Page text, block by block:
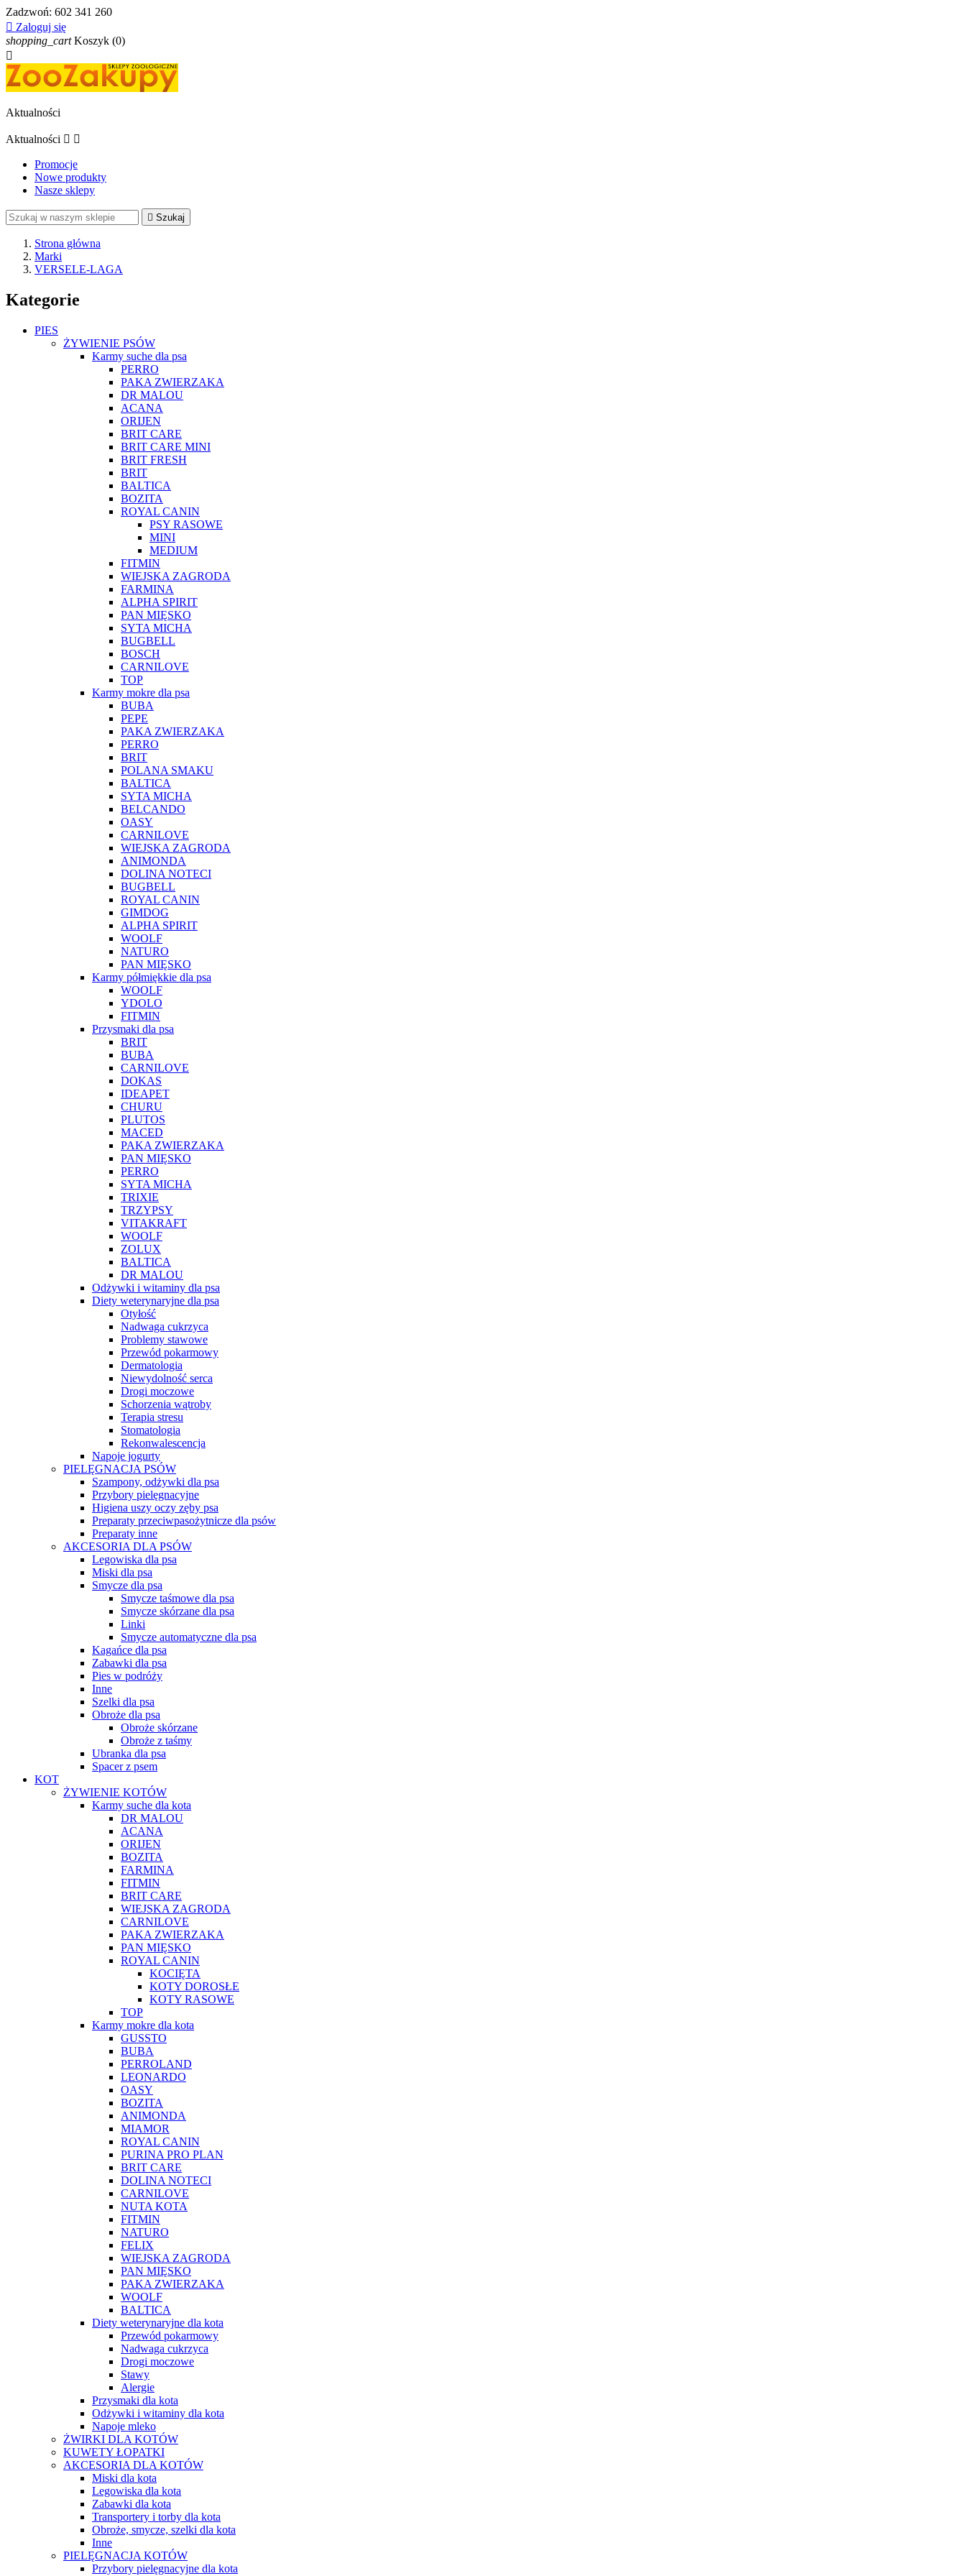
Zadzwoń: 602 341 260
 Zaloguj się
shopping_cart Koszyk (0)

Aktualności
Aktualności  
Promocje
Nowe produkty
Nasze sklepy
 Szukaj
Strona główna
Marki
VERSELE-LAGA
Kategorie
PIES
ŻYWIENIE PSÓW
Karmy suche dla psa
PERRO
PAKA ZWIERZAKA
DR MALOU
ACANA
ORIJEN
BRIT CARE
BRIT CARE MINI
BRIT FRESH
BRIT
BALTICA
BOZITA
ROYAL CANIN
PSY RASOWE
MINI
MEDIUM
FITMIN
WIEJSKA ZAGRODA
FARMINA
ALPHA SPIRIT
PAN MIĘSKO
SYTA MICHA
BUGBELL
BOSCH
CARNILOVE
TOP
Karmy mokre dla psa
BUBA
PEPE
PAKA ZWIERZAKA
PERRO
BRIT
POLANA SMAKU
BALTICA
SYTA MICHA
BELCANDO
OASY
CARNILOVE
WIEJSKA ZAGRODA
ANIMONDA
DOLINA NOTECI
BUGBELL
ROYAL CANIN
GIMDOG
ALPHA SPIRIT
WOOLF
NATURO
PAN MIĘSKO
Karmy półmiękkie dla psa
WOOLF
YDOLO
FITMIN
Przysmaki dla psa
BRIT
BUBA
CARNILOVE
DOKAS
IDEAPET
CHURU
PLUTOS
MACED
PAKA ZWIERZAKA
PAN MIĘSKO
PERRO
SYTA MICHA
TRIXIE
TRZYPSY
VITAKRAFT
WOOLF
ZOLUX
BALTICA
DR MALOU
Odżywki i witaminy dla psa
Diety weterynaryjne dla psa
Otyłość
Nadwaga cukrzyca
Problemy stawowe
Przewód pokarmowy
Dermatologia
Niewydolność serca
Drogi moczowe
Schorzenia wątroby
Terapia stresu
Stomatologia
Rekonwalescencja
Napoje jogurty
PIELĘGNACJA PSÓW
Szampony, odżywki dla psa
Przybory pielęgnacyjne
Higiena uszy oczy zęby psa
Preparaty przeciwpasożytnicze dla psów
Preparaty inne
AKCESORIA DLA PSÓW
Legowiska dla psa
Miski dla psa
Smycze dla psa
Smycze taśmowe dla psa
Smycze skórzane dla psa
Linki
Smycze automatyczne dla psa
Kagańce dla psa
Zabawki dla psa
Pies w podróży
Inne
Szelki dla psa
Obroże dla psa
Obroże skórzane
Obroże z taśmy
Ubranka dla psa
Spacer z psem
KOT
ŻYWIENIE KOTÓW
Karmy suche dla kota
DR MALOU
ACANA
ORIJEN
BOZITA
FARMINA
FITMIN
BRIT CARE
WIEJSKA ZAGRODA
CARNILOVE
PAKA ZWIERZAKA
PAN MIĘSKO
ROYAL CANIN
KOCIĘTA
KOTY DOROSŁE
KOTY RASOWE
TOP
Karmy mokre dla kota
GUSSTO
BUBA
PERROLAND
LEONARDO
OASY
BOZITA
ANIMONDA
MIAMOR
ROYAL CANIN
PURINA PRO PLAN
BRIT CARE
DOLINA NOTECI
CARNILOVE
NUTA KOTA
FITMIN
NATURO
FELIX
WIEJSKA ZAGRODA
PAN MIĘSKO
PAKA ZWIERZAKA
WOOLF
BALTICA
Diety weterynaryjne dla kota
Przewód pokarmowy
Nadwaga cukrzyca
Drogi moczowe
Stawy
Alergie
Przysmaki dla kota
Odżywki i witaminy dla kota
Napoje mleko
ŻWIRKI DLA KOTÓW
KUWETY ŁOPATKI
AKCESORIA DLA KOTÓW
Miski dla kota
Legowiska dla kota
Zabawki dla kota
Transportery i torby dla kota
Obroże, smycze, szelki dla kota
Inne
PIELĘGNACJA KOTÓW
Przybory pielęgnacyjne dla kota